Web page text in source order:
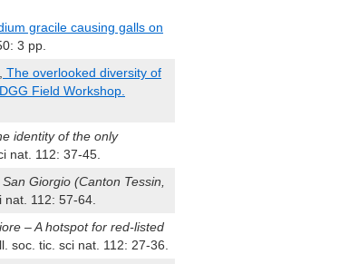
gracile causing galls on
3 pp.
The overlooked diversity of
Field Workshop.
identity of the only
nat. 112: 37-45.
Giorgio (Canton Tessin,
112: 57-64.
– A hotspot for red-listed
soc. tic. sci nat. 112: 27-36.